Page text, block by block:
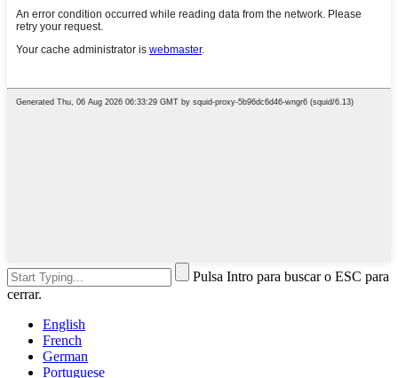
Pulsa Intro para buscar o ESC para
cerrar.
English
French
German
Portuguese